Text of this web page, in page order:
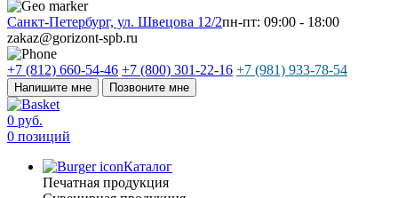
Санкт-Петербург, ул. Швецова 12/2пн-пт: 09:00 - 18:00
zakaz@gorizont-spb.ru
+7 (812) 660-54-46 +7 (800) 301-22-16 +7 (981) 933-78-54
Напишите мне Позвоните мне
0 руб.
0 позиций
Каталог
Печатная продукция